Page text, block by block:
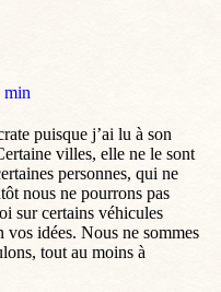
min
puisque j’ai lu à son
villes, elle ne le sont
personnes, qui ne
nous ne pourrons pas
sur certains véhicules
vos idées. Nous ne sommes
tout au moins à